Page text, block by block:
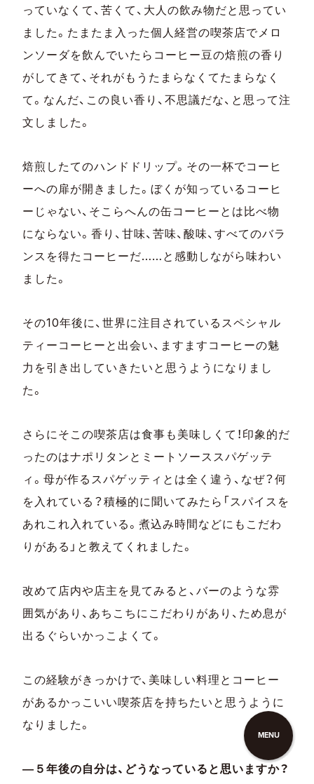
っていなくて、苦くて、大人の飲み物だと思ってい
ました。たまたま入った個人経営の喫茶店でメロ
ンソーダを飲んでいたらコーヒー豆の焙煎の香り
がしてきて、それがもうたまらなくてたまらなく
て。なんだ、この良い香り、不思議だな、と思って注
文しました。
焙煎したてのハンドドリップ。その一杯でコーヒ
ーへの扉が開きました。ぼくが知っているコーヒ
ーじゃない、そこらへんの缶コーヒーとは比べ物
にならない。香り、甘味、苦味、酸味、すべてのバラ
ンスを得たコーヒーだ……と感動しながら味わい
ました。
その10年後に、世界に注目されているスペシャル
ティーコーヒーと出会い、ますますコーヒーの魅
力を引き出していきたいと思うようになりまし
た。
さらにそこの喫茶店は食事も美味しくて！印象的だ
ったのはナポリタンとミートソーススパゲッテ
ィ。母が作るスパゲッティとは全く違う、なぜ？何
を入れている？積極的に聞いてみたら「スパイスを
あれこれ入れている。煮込み時間などにもこだわ
りがある」と教えてくれました。
改めて店内や店主を見てみると、バーのような雰
囲気があり、あちこちにこだわりがあり、ため息が
出るぐらいかっこよくて。
この経験がきっかけで、美味しい料理とコーヒー
があるかっこいい喫茶店を持ちたいと思うように
なりました。
―５年後の自分は、どうなっていると思いますか？
MENU